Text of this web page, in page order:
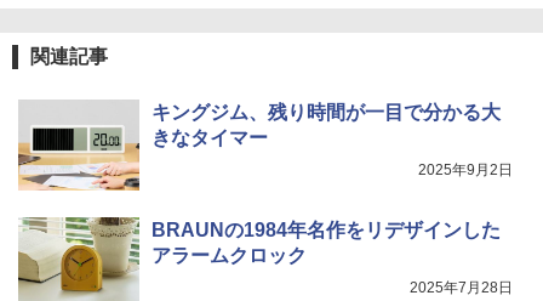
関連記事
キングジム、残り時間が一目で分かる大
きなタイマー
2025年9月2日
BRAUNの1984年名作をリデザインした
アラームクロック
2025年7月28日